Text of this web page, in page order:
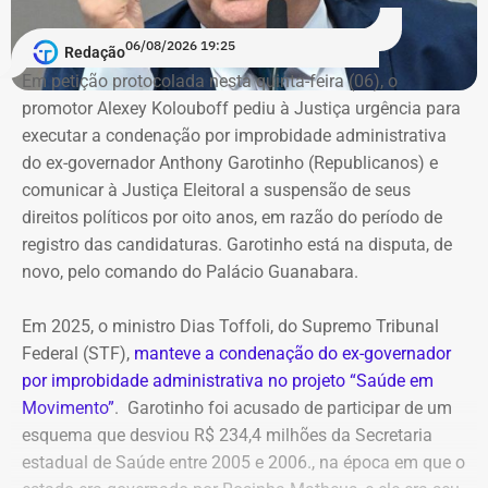
Redação06/08/2026 19:25
Em petição protocolada nesta quinta-feira (06), o
promotor Alexey Kolouboff pediu à Justiça urgência para
executar a condenação por improbidade administrativa
do ex-governador Anthony Garotinho (Republicanos) e
comunicar à Justiça Eleitoral a suspensão de seus
direitos políticos por oito anos, em razão do período de
registro das candidaturas. Garotinho está na disputa, de
novo, pelo comando do Palácio Guanabara.
Em 2025, o ministro Dias Toffoli, do Supremo Tribunal
Federal (STF), manteve a condenação do ex-governador
por improbidade administrativa no projeto “Saúde em
Movimento”. Garotinho foi acusado de participar de um
esquema que desviou R$ 234,4 milhões da Secretaria
estadual de Saúde entre 2005 e 2006., na época em que o